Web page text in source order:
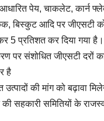
पेय, चाकलेट, कार्न
बिस्कुट आदि पर जीएसटी
5 प्रतिशत कर दिया गया है।
पर संशोधित जीएसटी दरों
है
की मांग को बढ़ावा
सहकारी समितियों के राजस्व